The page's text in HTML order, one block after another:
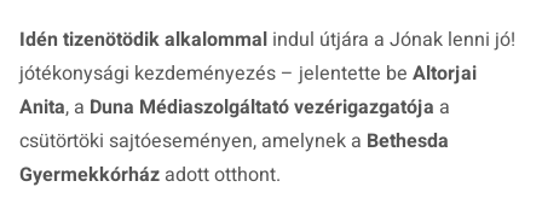
Idén tizenötödik alkalommal indul útjára a Jónak lenni jó!
jótékonysági kezdeményezés – jelentette be Altorjai
Anita, a Duna Médiaszolgáltató vezérigazgatója a
csütörtöki sajtóeseményen, amelynek a Bethesda
Gyermekkórház adott otthont.